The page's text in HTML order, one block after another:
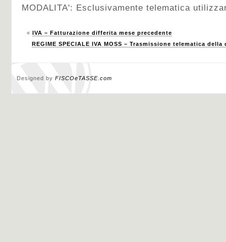
MODALITA': Esclusivamente telematica
« IVA – Fatturazione differita mese precedente
REGIME SPECIALE IVA MOSS – Trasmissione telematica
Designed by FISCOeTASSE.com